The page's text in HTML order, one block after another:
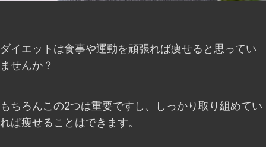
ダイエットは食事や運動を頑張れば痩せると思ってい
ませんか？
もちろんこの2つは重要ですし、しっかり取り組めてい
れば痩せることはできます。